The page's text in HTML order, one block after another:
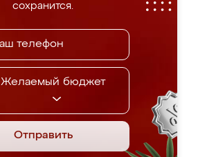
сохранится.
Желаемый бюджет
Отправить